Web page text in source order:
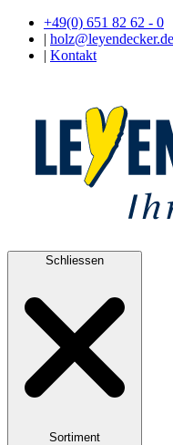
+49(0) 651 82 62 - 0
| holz@leyendecker.de
| Kontakt
Schliessen
Sortiment